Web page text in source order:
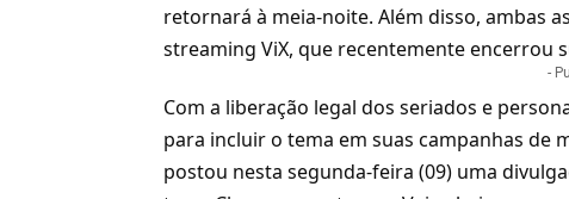
retornará à meia-noite. Além disso, ambas
streaming ViX, que recentemente encerrou
-
Com a liberação legal dos seriados e
para incluir o tema em suas campanhas de
postou nesta segunda-feira (09) uma